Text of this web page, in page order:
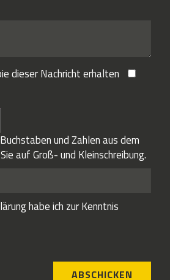
dieser Nachricht erhalten
und Zahlen aus dem
auf Groß- und Kleinschreibung.
habe ich zur Kenntnis
ABSCHICKEN